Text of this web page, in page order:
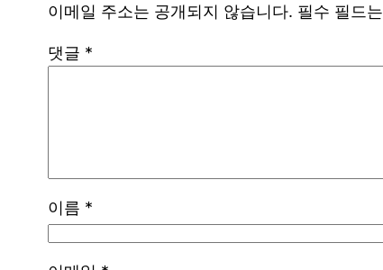
이메일 주소는 공개되지 않습니다. 필수 필드는
댓글 *
이름 *